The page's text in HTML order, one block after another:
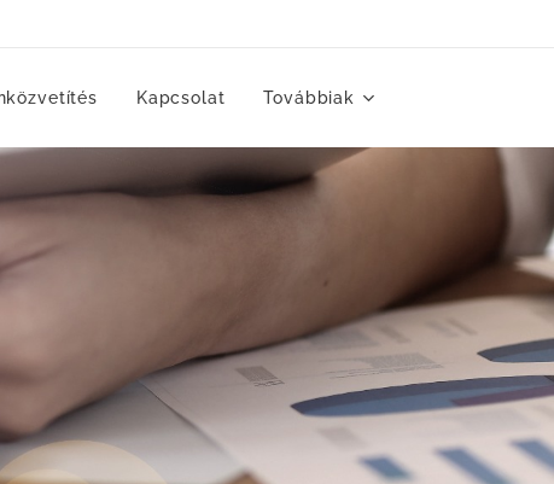
Kapcsolat Továbbiak